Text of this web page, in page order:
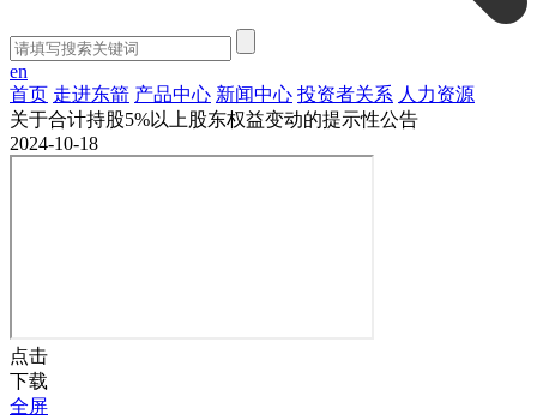
en
首页 走进东箭 产品中心 新闻中心 投资者关系 人力资源
关于合计持股5%以上股东权益变动的提示性公告
2024-10-18
点击
下载
全屏